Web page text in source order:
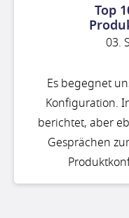
Top
03.
Es begegnet
Konfiguration.
berichtet, aber
Gesprächen